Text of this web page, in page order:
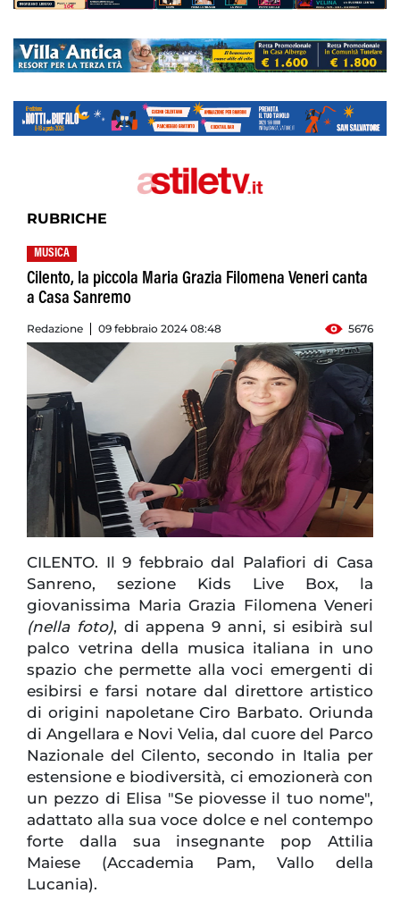
RUBRICHE
MUSICA
Cilento, la piccola Maria Grazia Filomena Veneri canta
a Casa Sanremo
Redazione 09 febbraio 2024 08:48 5676
CILENTO. Il 9 febbraio dal Palafiori di Casa
Sanreno, sezione Kids Live Box, la
giovanissima Maria Grazia Filomena Veneri
(nella foto), di appena 9 anni, si esibirà sul
palco vetrina della musica italiana in uno
spazio che permette alla voci emergenti di
esibirsi e farsi notare dal direttore artistico
di origini napoletane Ciro Barbato. Oriunda
di Angellara e Novi Velia, dal cuore del Parco
Nazionale del Cilento, secondo in Italia per
estensione e biodiversità, ci emozionerà con
un pezzo di Elisa "Se piovesse il tuo nome",
adattato alla sua voce dolce e nel contempo
forte dalla sua insegnante pop Attilia
Maiese (Accademia Pam, Vallo della
Lucania).